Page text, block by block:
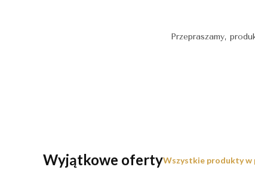
Przepraszamy,
Wyjątkowe ofertyWszystkie produkty w